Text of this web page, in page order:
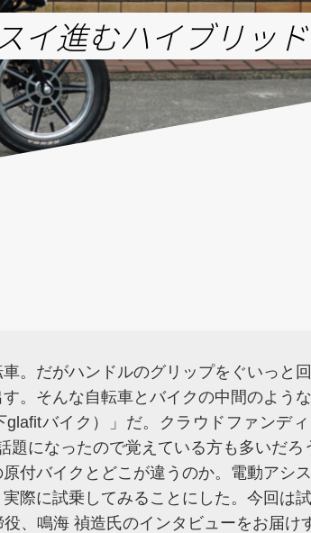
イ進むハイブリッ
。だがハンドルのグリップをぐいっと
。そんな自転車とバイクの中間のよう
バイク）」だ。クラウドファンデ
題になったので覚えている方も多いだろ
付バイクとどこが違うのか。電動アシ
際に試乗してみることにした。今回は
、鳴海 禎造氏のインタビューをお届け